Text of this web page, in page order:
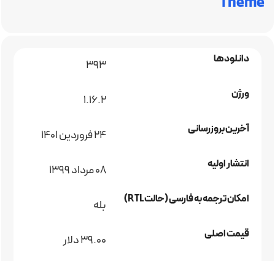
دانلودها 393
ورژن 1.16.2
آخرین بروزرسانی 24 فروردین 1401
انتشار اولیه 08 مرداد 1399
امکان ترجمه به فارسی (حالت RTL) بله
قیمت اصلی 39.00 دلار